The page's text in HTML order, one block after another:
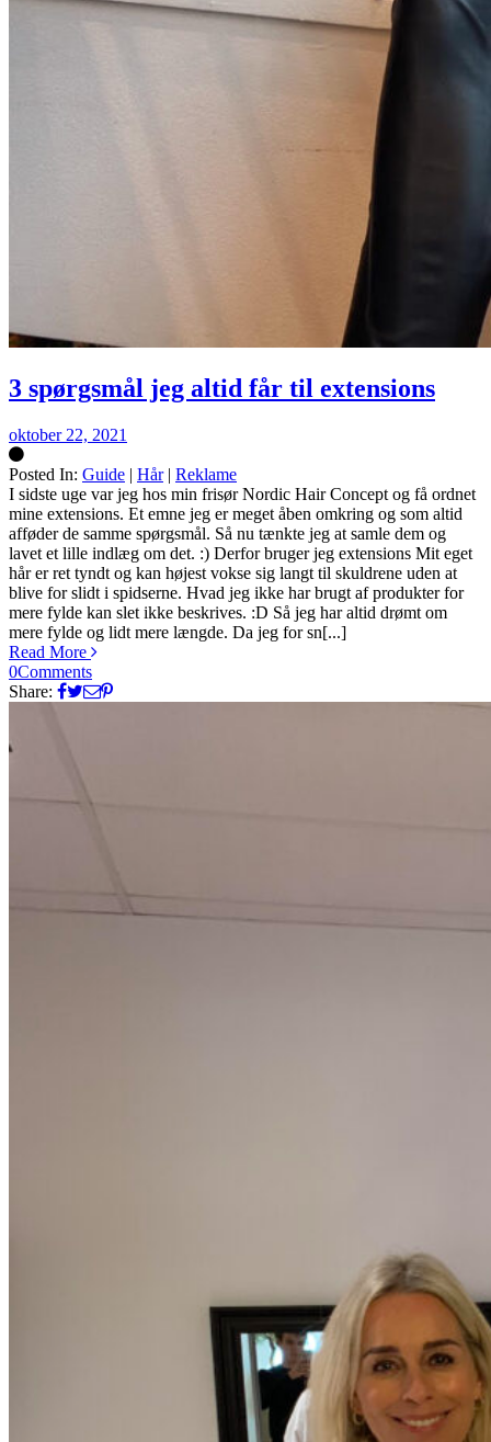
3 spørgsmål jeg altid får til extensions
oktober 22, 2021
Posted In: Guide | Hår| Reklame
Silke
I sidste uge var jeg hos min frisør Nordic Hair Concept og få ordnet
mine extensions. Et emne jeg er meget åben omkring og som altid
afføder de samme spørgsmål. Så nu tænkte jeg at samle dem og
lavet et lille indlæg om det. :) Derfor bruger jeg extensions Mit eget
hår er ret tyndt og kan højest vokse sig langt til skuldrene uden at
blive for slidt i spidserne. Hvad jeg ikke har brugt af produkter for
mere fylde kan slet ikke beskrives. :D Så jeg har altid drømt om
mere fylde og lidt mere længde. Da jeg for sn[...]
Read More
0Comments
Share: